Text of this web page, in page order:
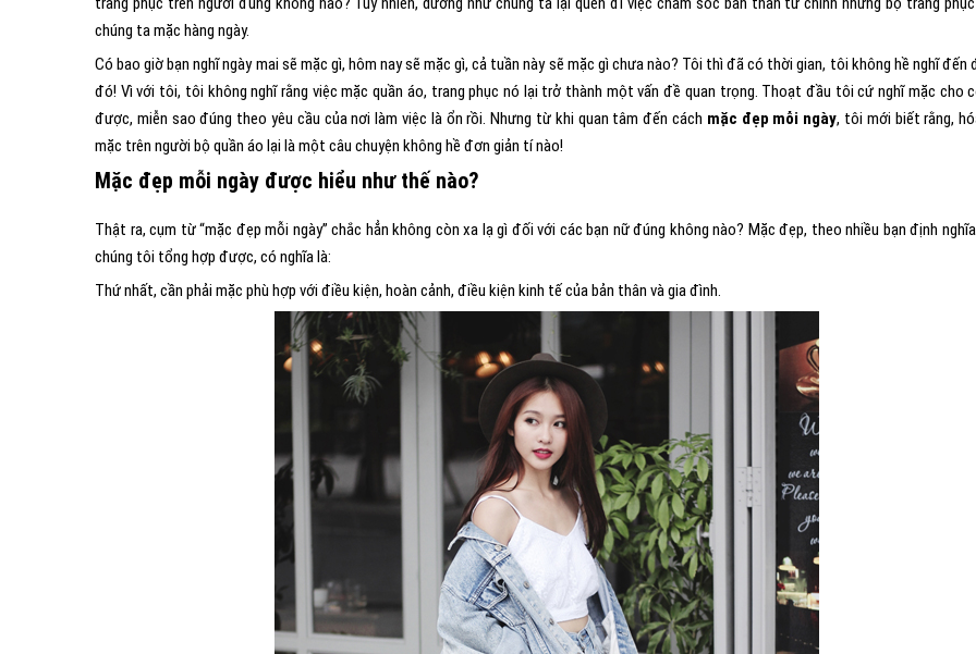
chúng ta mặc hàng ngày.
Có bao giờ bạn nghĩ ngày mai sẽ mặc gì, hôm nay sẽ mặc gì, cả tuần này sẽ mặc gì chưa nào? Tôi thì đã có thời gian, tôi không hề nghĩ đến
đó! Vì với tôi, tôi không nghĩ rằng việc mặc quần áo, trang phục nó lại trở thành một vấn đề quan trọng. Thoạt đầu tôi cứ nghĩ mặc cho
được, miễn sao đúng theo yêu cầu của nơi làm việc là ổn rồi. Nhưng từ khi quan tâm đến cách mặc đẹp mỗi ngày, tôi mới biết rằng,
mặc trên người bộ quần áo lại là một câu chuyện không hề đơn giản tí nào!
Mặc đẹp mỗi ngày được hiểu như thế nào?
Thật ra, cụm từ “mặc đẹp mỗi ngày” chắc hẳn không còn xa lạ gì đối với các bạn nữ đúng không nào? Mặc đẹp, theo nhiều bạn định
chúng tôi tổng hợp được, có nghĩa là:
Thứ nhất, cần phải mặc phù hợp với điều kiện, hoàn cảnh, điều kiện kinh tế của bản thân và gia đình.